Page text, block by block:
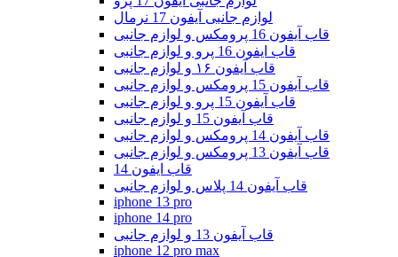
لوازم جانبی آیفون 17 نرمال
قاب آیفون 16 پرومکس و لوازم جانبی
قاب ایفون 16 پرو و لوازم جانبی
قاب آیفون ۱۶ و لوازم جانبی
قاب آیفون 15 پرومکس و لوازم جانبی
قاب آیفون 15 پرو و لوازم جانبی
قاب آیفون 15 و لوازم جانبی
قاب آیفون 14 پرومکس و لوازم جانبی
قاب آیفون 13 پرومکس و لوازم جانبی
قاب ایفون 14
قاب آیفون 14 پلاس و لوازم جانبی
iphone 13 pro
iphone 14 pro
قاب آیفون 13 و لوازم جانبی
iphone 12 pro max